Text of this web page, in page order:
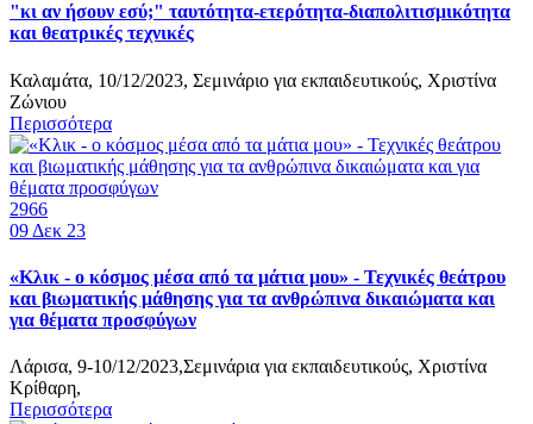
"κι αν ήσουν εσύ;" ταυτότητα-ετερότητα-διαπολιτισμικότητα
και θεατρικές τεχνικές
Καλαμάτα, 10/12/2023, Σεμινάριο για εκπαιδευτικούς, Χριστίνα
Ζώνιου
Περισσότερα
2966
09 Δεκ 23
«Κλικ - ο κόσμος μέσα από τα μάτια μου» - Τεχνικές θεάτρου
και βιωματικής μάθησης για τα ανθρώπινα δικαιώματα και
για θέματα προσφύγων
Λάρισα, 9-10/12/2023,Σεμινάρια για εκπαιδευτικούς, Χριστίνα
Κρίθαρη,
Περισσότερα